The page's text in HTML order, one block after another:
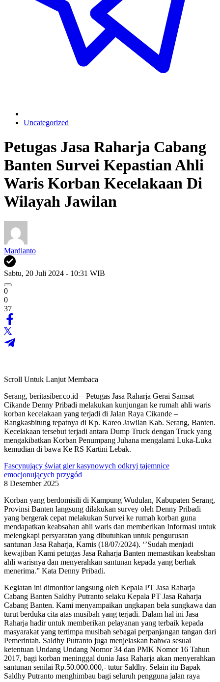
Uncategorized
Petugas Jasa Raharja Cabang
Banten Survei Kepastian Ahli
Waris Korban Kecelakaan Di
Wilayah Jawilan
Mardianto
Sabtu, 20 Juli 2024 - 10:31 WIB
0
0
37
Scroll Untuk Lanjut Membaca
Serang, beritasiber.co.id – Petugas Jasa Raharja Gerai Samsat
Cikande Denny Pribadi melakukan kunjungan ke rumah ahli waris
korban kecelakaan yang terjadi di Jalan Raya Cikande –
Rangkasbitung tepatnya di Kp. Kareo Jawilan Kab. Serang, Banten.
Kecelakaan tersebut terjadi antara Dump Truck dengan Truck yang
mengakibatkan Korban Penumpang Juhana mengalami Luka-Luka
kemudian di bawa Ke RS Kartini Lebak.
Fascynujący świat gier kasynowych odkryj tajemnice
emocjonujących przygód
8 Desember 2025
Korban yang berdomisili di Kampung Wudulan, Kabupaten Serang,
Provinsi Banten langsung dilakukan survey oleh Denny Pribadi
yang bergerak cepat melakukan Survei ke rumah korban guna
mendapatkan keabsahan ahli waris dan memberikan Informasi untuk
melengkapi persyaratan yang dibutuhkan untuk pengurusan
santunan Jasa Raharja, Kamis (18/07/2024). ‘’Sudah menjadi
kewajiban Kami petugas Jasa Raharja Banten memastikan keabshan
ahli warisnya dan menyerahkan santunan kepada yang berhak
menerima.” Kata Denny Pribadi.
Kegiatan ini dimonitor langsung oleh Kepala PT Jasa Raharja
Cabang Banten Saldhy Putranto selaku Kepala PT Jasa Raharja
Cabang Banten. Kami menyampaikan ungkapan bela sungkawa dan
turut berduka cita atas musibah yang terjadi. Dalam hal ini Jasa
Raharja hadir untuk memberikan pelayanan yang terbaik kepada
masyarakat yang tertimpa musibah sebagai perpanjangan tangan dari
Pemerintah. Saldhy Putranto juga menjelaskan bahwa sesuai
ketentuan Undang Undang Nomor 34 dan PMK Nomor 16 Tahun
2017, bagi korban meninggal dunia Jasa Raharja akan menyerahkan
santunan senilai Rp.50.000.000,- tutur Saldhy. Selain itu Bapak
Saldhy Putranto menghimbau bagi seluruh pengguna jalan raya